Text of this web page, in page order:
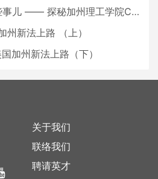
—— 探秘加州理工学院Caltech博士生活 [上集]
州新法上路 （上）
加州新法上路（下）
关于我们
联络我们
聘请英才